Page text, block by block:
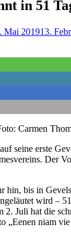
in 51
Mai 201913.
Carmen
seine erste
Der
hin, bis in
wird –
2. Juli hat die
„Eenen niam